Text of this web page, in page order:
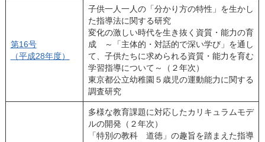
第16号
（平成28年度）
子供一人一人の「分かり方の特性」を生かし
た指導法に関する研究
変化の激しい時代を生き抜く資質・能力の育
成 ～「主体的・対話的で深い学び」を通し
て、子供たちに求められる資質・能力を育む
学習指導について～（２年次）
東京都公立幼稚園５歳児の運動能力に関する
調査研究
多様な教育課題に対応したカリキュラムモデ
ルの開発（２年次）
「特別の教科 道徳」の趣旨を踏まえた指導